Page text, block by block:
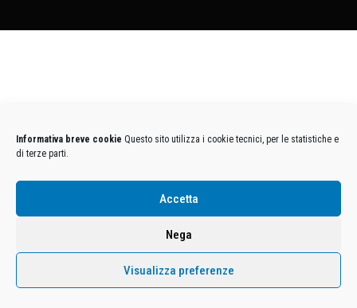
Informativa breve cookie Questo sito utilizza i cookie tecnici, per le statistiche e
di terze parti.
Accetta
Nega
Visualizza preferenze